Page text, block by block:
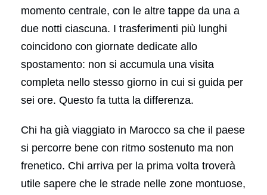
momento centrale, con le altre tappe da una a
due notti ciascuna. I trasferimenti più lunghi
coincidono con giornate dedicate allo
spostamento: non si accumula una visita
completa nello stesso giorno in cui si guida per
sei ore. Questo fa tutta la differenza.
Chi ha già viaggiato in Marocco sa che il paese
si percorre bene con ritmo sostenuto ma non
frenetico. Chi arriva per la prima volta troverà
utile sapere che le strade nelle zone montuose,